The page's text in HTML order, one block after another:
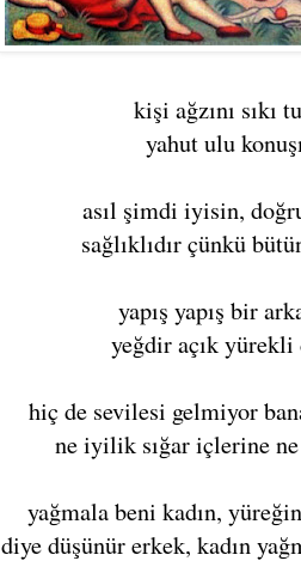
kişi ağzını sıkı
yahut ulu
asıl şimdi iyisin,
sağlıklıdır çünkü
yapış yapış bir
yeğdir açık yürekli
hiç de sevilesi gelmiyor
ne iyilik sığar içlerine
yağmala beni kadın,
diye düşünür erkek, kadın